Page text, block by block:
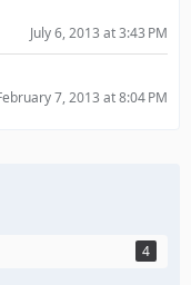
July 6, 2013 at 3:43 PM
7, 2013 at 8:04 PM
4